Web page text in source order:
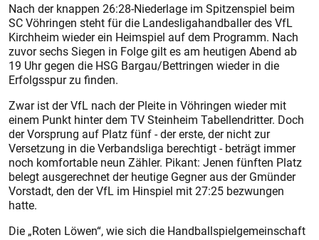
Nach der knappen 26:28-Niederlage im Spitzenspiel beim
SC Vöhringen steht für die Landesligahandballer des VfL
Kirchheim wieder ein Heimspiel auf dem Programm. Nach
zuvor sechs Siegen in Folge gilt es am heutigen Abend ab
19 Uhr gegen die HSG Bargau/Bettringen wieder in die
Erfolgsspur zu finden.
Zwar ist der VfL nach der Pleite in Vöhringen wieder mit
einem Punkt hinter dem TV Steinheim Tabellendritter. Doch
der Vorsprung auf Platz fünf - der erste, der nicht zur
Versetzung in die Verbandsliga berechtigt - beträgt immer
noch komfortable neun Zähler. Pikant: Jenen fünften Platz
belegt ausgerechnet der heutige Gegner aus der Gmünder
Vorstadt, den der VfL im Hinspiel mit 27:25 bezwungen
hatte.
Die „Roten Löwen“, wie sich die Handballspielgemeinschaft